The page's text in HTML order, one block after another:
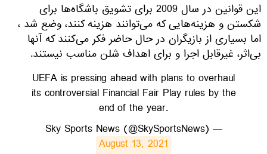
این قوانین در سال 2009 برای تشویق باشگاه‌ها برای
شکستن و هزینه‌هایی که می‌توانند هزینه کنند، وضع شد ،
اما بسیاری از بازیگران در حال حاضر فکر می‌کنند که آنها
بی‌اثر، غیرقابل اجرا و برای اهداف شلن مناسب نیستند.
UEFA is pressing ahead with plans to overhaul
its controversial Financial Fair Play rules by the
end of the year.
— Sky Sports News (@SkySportsNews)
August 13, 2021